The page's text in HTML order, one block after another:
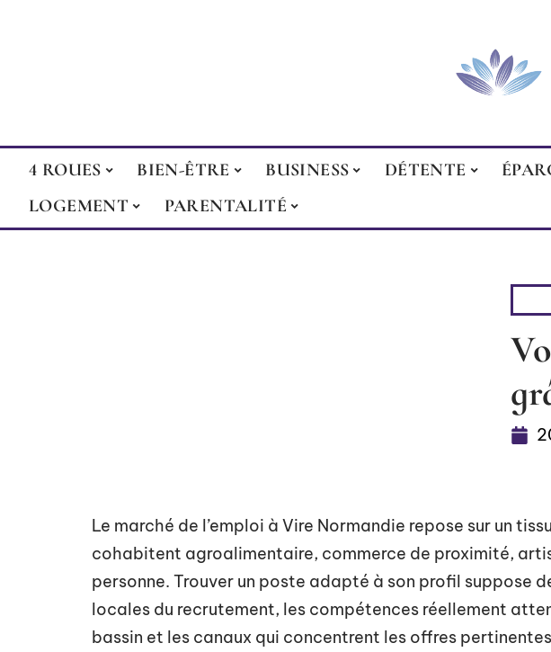
4 ROUES BIEN-ÊTRE BUSINESS DÉTENTE
LOGEMENT
PARENTALITÉ
Le marché de l’emploi à Vire Normandie repose sur un
cohabitent agroalimentaire, commerce de proximité,
personne. Trouver un poste adapté à son profil suppose
locales du recrutement, les compétences réellement
bassin et les canaux qui concentrent les offres